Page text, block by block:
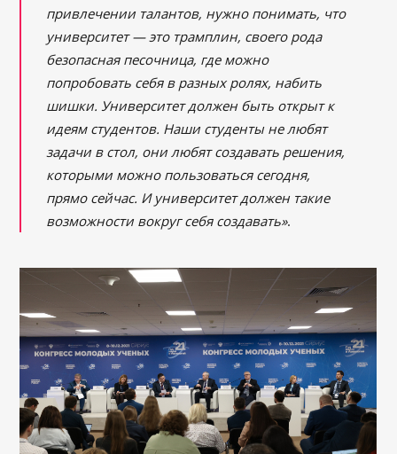
привлечении талантов, нужно понимать, что
университет ― это трамплин, своего рода
безопасная песочница, где можно
попробовать себя в разных ролях, набить
шишки. Университет должен быть открыт к
идеям студентов. Наши студенты не любят
задачи в стол, они любят создавать решения,
которыми можно пользоваться сегодня,
прямо сейчас. И университет должен такие
возможности вокруг себя создавать».